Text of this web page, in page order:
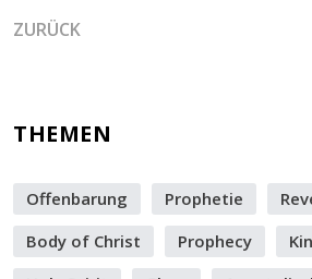
VORHERIGER BEITRAG: DIE
ZURÜCK
THEMEN
Offenbarung Prophetie
Body of Christ
Prophecy